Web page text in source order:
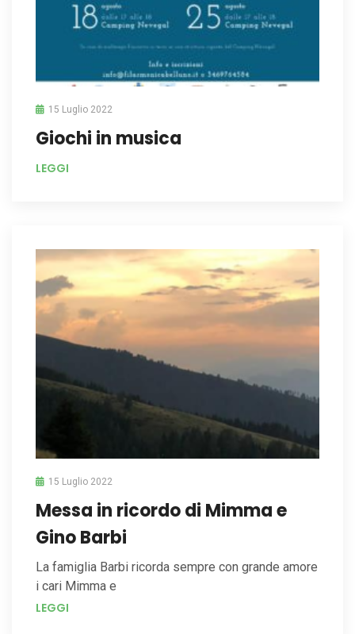
15 Luglio 2022
Giochi in musica
LEGGI
15 Luglio 2022
Messa in ricordo di Mimma e
Gino Barbi
La famiglia Barbi ricorda sempre con grande amore
i cari Mimma e
LEGGI